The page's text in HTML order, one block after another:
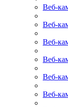
Веб-
Веб-
Веб-
Веб-
Веб-
Веб-